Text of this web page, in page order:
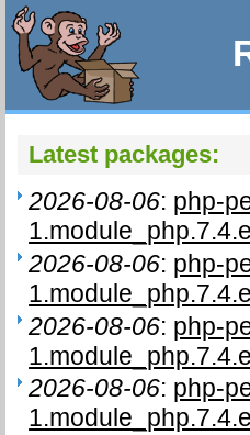
Latest packages:
2026-08-06: php-
2026-08-06: php-
2026-08-06: php-
2026-08-06: php-